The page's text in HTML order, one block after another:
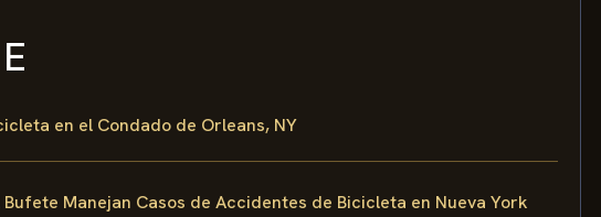
en el Condado de Orleans, NY
Manejan Casos de Accidentes de Bicicleta en Nueva York